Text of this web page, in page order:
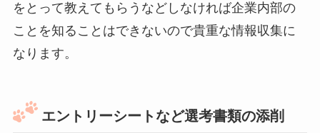
をとって教えてもらうなどしなければ企業内部の
ことを知ることはできないので貴重な情報収集に
なります。
エントリーシートなど選考書類の添削